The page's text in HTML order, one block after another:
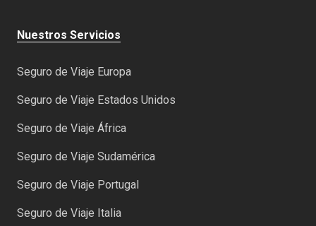
Nuestros Servicios
Seguro de Viaje Europa
Seguro de Viaje Estados Unidos
Seguro de Viaje África
Seguro de Viaje Sudamérica
Seguro de Viaje Portugal
Seguro de Viaje Italia